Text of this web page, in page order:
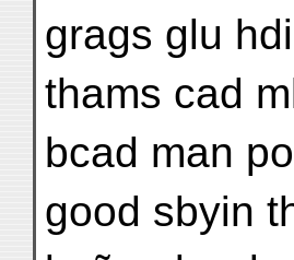
grags glu
thams cad
bcad man
good sbyin